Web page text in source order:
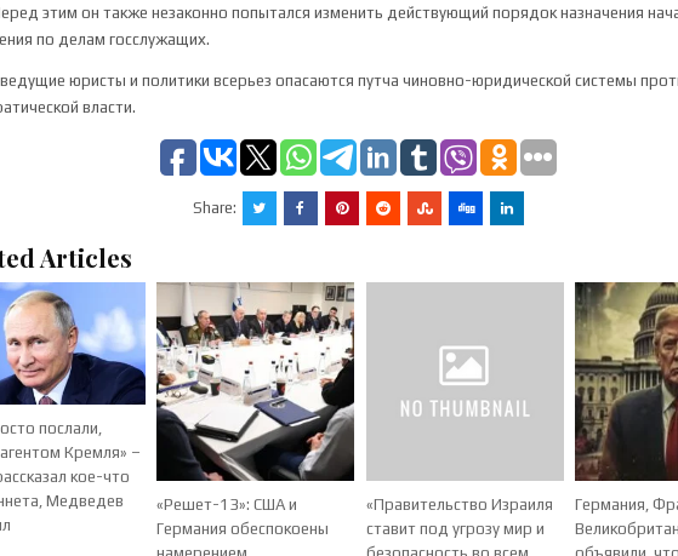
этим он также незаконно попытался изменить действующий порядок назначения
по делам госслужащих.
юристы и политики всерьез опасаются путча чиновно-юридической системы
власти.
Share:
Articles
послали,
Кремля» –
кое-что
Медведев
«Решет-13»: США и
Германия обеспокоены
«Правительство Израиля
ставит под угрозу мир и
Германия,